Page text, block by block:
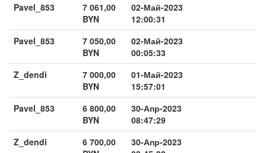
Pavel_853
7 061,00
BYN
02-Май-2023
12:00:31
Pavel_853
7 050,00
BYN
02-Май-2023
00:05:33
Z_dendi
7 000,00
BYN
01-Май-2023
15:57:01
Pavel_853
6 800,00
BYN
30-Апр-2023
08:47:29
Z_dendi
6 700,00
30-Апр-2023